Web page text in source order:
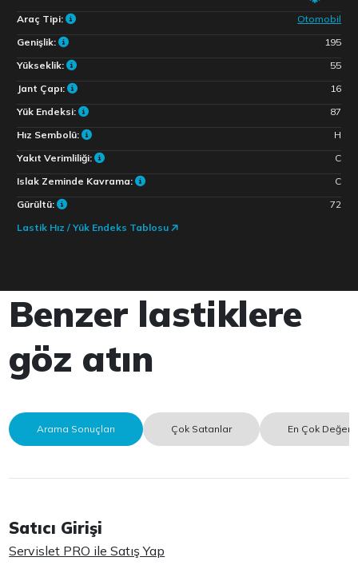
Araç Tipi:
Otomobil
Genişlik:
195
Yükseklik:
55
Jant Çapı:
16
Yük Endeksi:
87
Hız Sembolü:
H
Yakıt Verimliliği:
C
Islak Zeminde Kavrama:
C
Gürültü:
72
Lastik Hız / Yük Endeks Tablosu
Benzer lastiklere
göz atın
Arama Sonuçları Çok Satanlar En Çok
Satıcı Girişi
Servislet PRO ile Satış Yap